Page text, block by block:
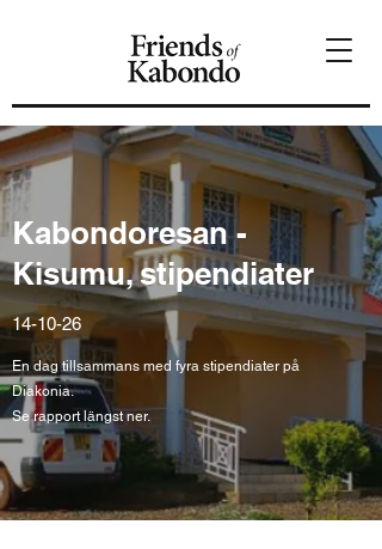
Kabondoresan -
Kisumu, stipendiater
14-10-26
En dag tillsammans med fyra stipendiater på
Diakonia.
Se rapport längst ner.